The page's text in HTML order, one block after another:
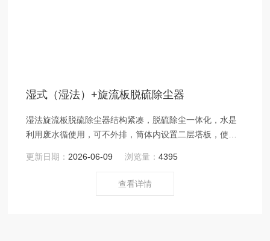
湿式（湿法）+旋流板脱硫除尘器
湿法旋流板脱硫除尘器结构紧凑，脱硫除尘一体化，水是
利用废水循使用，可不外排，筒体内设置二层塔板，使水
喷淋、吸收、吸附、氧化、中和和还原等物理化学过程，
达到脱硫、除尘、除湿、净化烟气的目的。
更新日期： 2026-06-09 浏览量：4395
查看详情